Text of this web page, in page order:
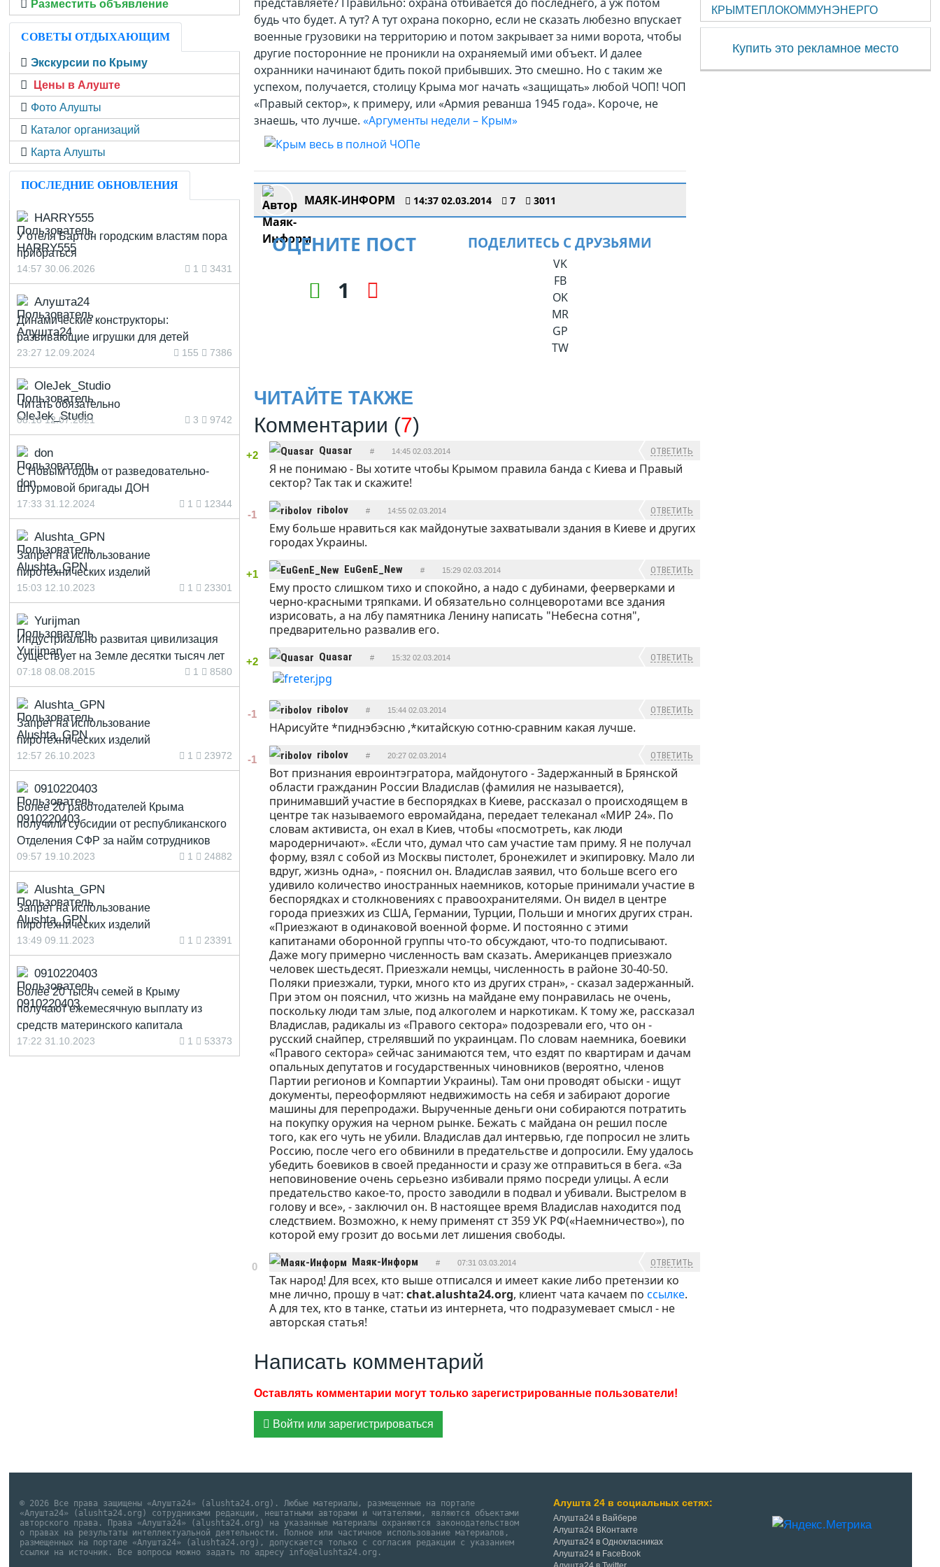
будь что будет. А тут? А тут охрана покорно, если не сказать любезно впускает
военные грузовики на территорию и потом закрывает за ними ворота, чтобы
другие посторонние не проникли на охраняемый ими объект. И далее
охранники начинают бдить покой прибывших. Это смешно. Но с таким же
успехом, получается, столицу Крыма мог начать «защищать» любой ЧОП! ЧОП
«Правый сектор», к примеру, или «Армия реванша 1945 года». Короче, не
знаешь, что лучше. «Аргументы недели – Крым»
МАЯК-ИНФОРМ 14:37 02.03.2014 7 3011
ОЦЕНИТЕ ПОСТ
1
ПОДЕЛИТЕСЬ С ДРУЗЬЯМИ
VK
FB
OK
MR
GP
TW
ЧИТАЙТЕ ТАКЖЕ
Комментарии (7)
+2 Quasar # 14:45 02.03.2014 ОТВЕТИТЬ
Я не понимаю - Вы хотите чтобы Крымом правила банда с Киева и Правый
сектор? Так так и скажите!
-1 ribolov # 14:55 02.03.2014 ОТВЕТИТЬ
Ему больше нравиться как майдонутые захватывали здания в Киеве и других
городах Украины.
+1 EuGenE_New # 15:29 02.03.2014 ОТВЕТИТЬ
Ему просто слишком тихо и спокойно, а надо с дубинами, феерверками и
черно-красными тряпками. И обязательно солнцеворотами все здания
изрисовать, а на лбу памятника Ленину написать "Небесна сотня",
предварительно развалив его.
+2 Quasar # 15:32 02.03.2014 ОТВЕТИТЬ
-1 ribolov # 15:44 02.03.2014 ОТВЕТИТЬ
НАрисуйте *пиднэбэсню ,*китайскую сотню-сравним какая лучше.
-1 ribolov # 20:27 02.03.2014 ОТВЕТИТЬ
Вот признания евроинтэгратора, майдонутого - Задержанный в Брянской
области гражданин России Владислав (фамилия не называется),
принимавший участие в беспорядках в Киеве, рассказал о происходящем в
центре так называемого евромайдана, передает телеканал «МИР 24». По
словам активиста, он ехал в Киев, чтобы «посмотреть, как люди
мародерничают». «Если что, думал что сам участие там приму. Я не получал
форму, взял с собой из Москвы пистолет, бронежилет и экипировку. Мало ли
вдруг, жизнь одна», - пояснил он. Владислав заявил, что больше всего его
удивило количество иностранных наемников, которые принимали участие в
беспорядках и столкновениях с правоохранителями. Он видел в центре
города приезжих из США, Германии, Турции, Польши и многих других стран.
«Приезжают в одинаковой военной форме. И постоянно с этими
капитанами оборонной группы что-то обсуждают, что-то подписывают.
Даже могу примерно численность вам сказать. Американцев приезжало
человек шестьдесят. Приезжали немцы, численность в районе 30-40-50.
Поляки приезжали, турки, много кто из других стран», - сказал задержанный.
При этом он пояснил, что жизнь на майдане ему понравилась не очень,
поскольку люди там злые, под алкоголем и наркотикам. К тому же, рассказал
Владислав, радикалы из «Правого сектора» подозревали его, что он -
русский снайпер, стрелявший по украинцам. По словам наемника, боевики
«Правого сектора» сейчас занимаются тем, что ездят по квартирам и дачам
опальных депутатов и государственных чиновников (вероятно, членов
Партии регионов и Компартии Украины). Там они проводят обыски - ищут
документы, переоформляют недвижимость на себя и забирают дорогие
машины для перепродажи. Вырученные деньги они собираются потратить
на покупку оружия на черном рынке. Бежать с майдана он решил после
того, как его чуть не убили. Владислав дал интервью, где попросил не злить
Россию, после чего его обвинили в предательстве и допросили. Ему удалось
убедить боевиков в своей преданности и сразу же отправиться в бега. «За
неповиновение очень серьезно избивали прямо посреди улицы. А если
предательство какое-то, просто заводили в подвал и убивали. Выстрелом в
голову и все», - заключил он. В настоящее время Владислав находится под
следствием. Возможно, к нему применят ст 359 УК РФ(«Наемничество»), по
которой ему грозит до восьми лет лишения свободы.
0 Маяк-Информ # 07:31 03.03.2014 ОТВЕТИТЬ
Так народ! Для всех, кто выше отписался и имеет какие либо претензии ко
мне лично, прошу в чат: chat.alushta24.org, клиент чата качаем по ссылке.
А для тех, кто в танке, статьи из интернета, что подразумевает смысл - не
авторская статья!
Написать комментарий
Войти или зарегистрироваться
Разместить объявление
СОВЕТЫ ОТДЫХАЮЩИМ
Экскурсии по Крыму
Цены в Алуште
Фото Алушты
Каталог организаций
Карта Алушты
ПОСЛЕДНИЕ ОБНОВЛЕНИЯ
HARRY555
У отеля Бартон городским властям пора
прибраться
14:57 30.06.2026 1 3431
Алушта24
Динамические конструкторы:
развивающие игрушки для детей
23:27 12.09.2024 155 7386
OleJek_Studio
Читать обязательно
08:18 12.07.2021 3 9742
don
С Новым годом от разведовательно-
штурмовой бригады ДОН
17:33 31.12.2024 1 12344
Alushta_GPN
Запрет на использование
пиротехнических изделий
15:03 12.10.2023 1 23301
Yurijman
Индустриально развитая цивилизация
существует на Земле десятки тысяч лет
07:18 08.08.2015 1 8580
Alushta_GPN
Запрет на использование
пиротехнических изделий
12:57 26.10.2023 1 23972
0910220403
Более 20 работодателей Крыма
получили субсидии от республиканского
Отделения СФР за найм сотрудников
09:57 19.10.2023 1 24882
Alushta_GPN
Запрет на использование
пиротехнических изделий
13:49 09.11.2023 1 23391
0910220403
Более 20 тысяч семей в Крыму
получают ежемесячную выплату из
средств материнского капитала
17:22 31.10.2023 1 53373
КРЫМТЕПЛОКОММУНЭНЕРГО
Купить это рекламное место
© 2026 Все права защищены «Алушта24» (alushta24.org). Любые материалы, размещенные на портале
«Алушта24» (alushta24.org) сотрудниками редакции, нештатными авторами и читателями, являются объектами
авторского права. Права «Алушта24» (alushta24.org) на указанные материалы охраняются законодательством
о правах на результаты интеллектуальной деятельности. Полное или частичное использование материалов,
размещенных на портале «Алушта24» (alushta24.org), допускается только с согласия редакции с указанием
ссылки на источник. Все вопросы можно задать по адресу info@alushta24.org.
Алушта 24 в социальных сетях:
Алушта24 в Вайбере
Алушта24 ВКонтакте
Алушта24 в Однокласниках
Алушта24 в FaceBook